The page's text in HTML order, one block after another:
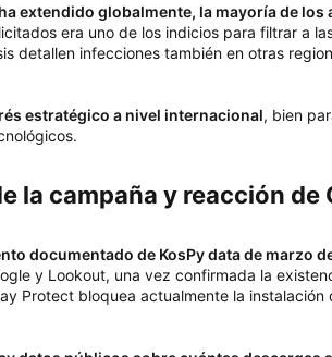
extendido globalmente, la mayoría de
era uno de los indicios para filtrar a
detallen infecciones también en otras
estratégico a nivel internacional, bien
la campaña y reacción de
documentado de KosPy data de marzo
y Lookout, una vez confirmada la
Protect bloquea actualmente la